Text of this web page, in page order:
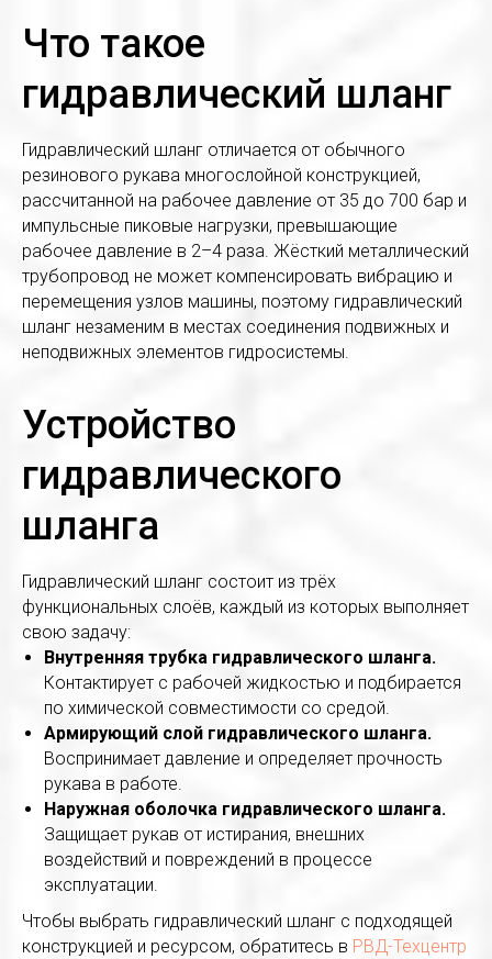
Что такое
гидравлический шланг
Гидравлический шланг отличается от обычного
резинового рукава многослойной конструкцией,
рассчитанной на рабочее давление от 35 до 700 бар и
импульсные пиковые нагрузки, превышающие
рабочее давление в 2–4 раза. Жёсткий металлический
трубопровод не может компенсировать вибрацию и
перемещения узлов машины, поэтому гидравлический
шланг незаменим в местах соединения подвижных и
неподвижных элементов гидросистемы.
Устройство
гидравлического
шланга
Гидравлический шланг состоит из трёх
функциональных слоёв, каждый из которых выполняет
свою задачу:
Внутренняя трубка гидравлического шланга.
Контактирует с рабочей жидкостью и подбирается
по химической совместимости со средой.
Армирующий слой гидравлического шланга.
Воспринимает давление и определяет прочность
рукава в работе.
Наружная оболочка гидравлического шланга.
Защищает рукав от истирания, внешних
воздействий и повреждений в процессе
эксплуатации.
Чтобы выбрать гидравлический шланг с подходящей
конструкцией и ресурсом, обратитесь в РВД-Техцентр